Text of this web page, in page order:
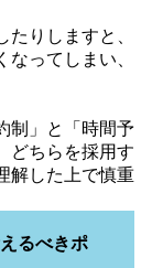
りしますと、
ってしまい、
制」と「時間予
どちらを採用す
解した上で慎重
るべきポ